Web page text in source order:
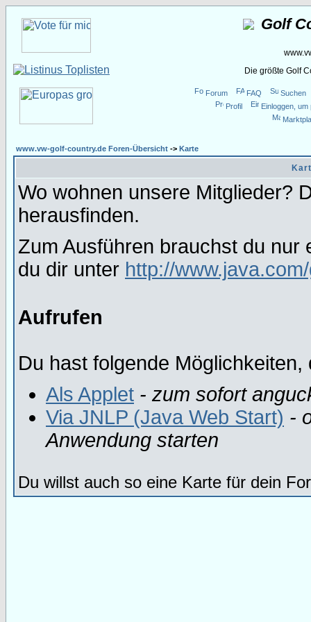
Golf
Die größte Golf
Forum FAQ
Suchen
Profil
Einloggen,
www.vw-golf-country.de Foren-Übersicht -> Karte
Wo wohnen unsere Mitglieder?
herausfinden.
Zum Ausführen brauchst du nur
du dir unter http://
Aufrufen
Du hast folgende
Als Applet - zum sofort
Via JNLP (Java Web Start) -
Anwendung starten
Du willst auch so eine Karte für dein